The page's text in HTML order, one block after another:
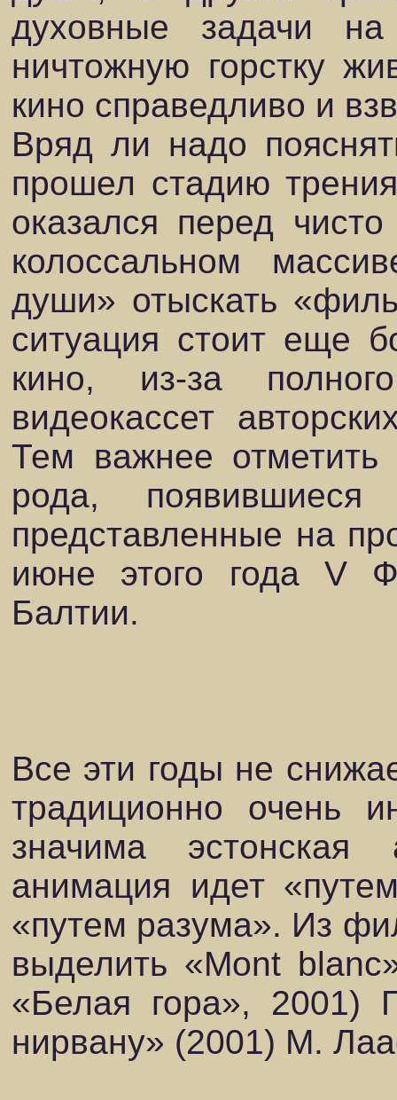
духовные задачи
ничтожную горстку
кино справедливо и
Вряд ли надо
прошел стадию
оказался перед
колоссальном
души» отыскать
ситуация стоит еще
кино, из-за
видеокассет
Тем важнее отметить
рода,
представленные на
июне этого года V
Балтии.
Все эти годы не
традиционно
очень
значима
анимация идет
«путем разума». Из
выделить «Mont
«Белая гора», 2001)
нирвану» (2001) М.